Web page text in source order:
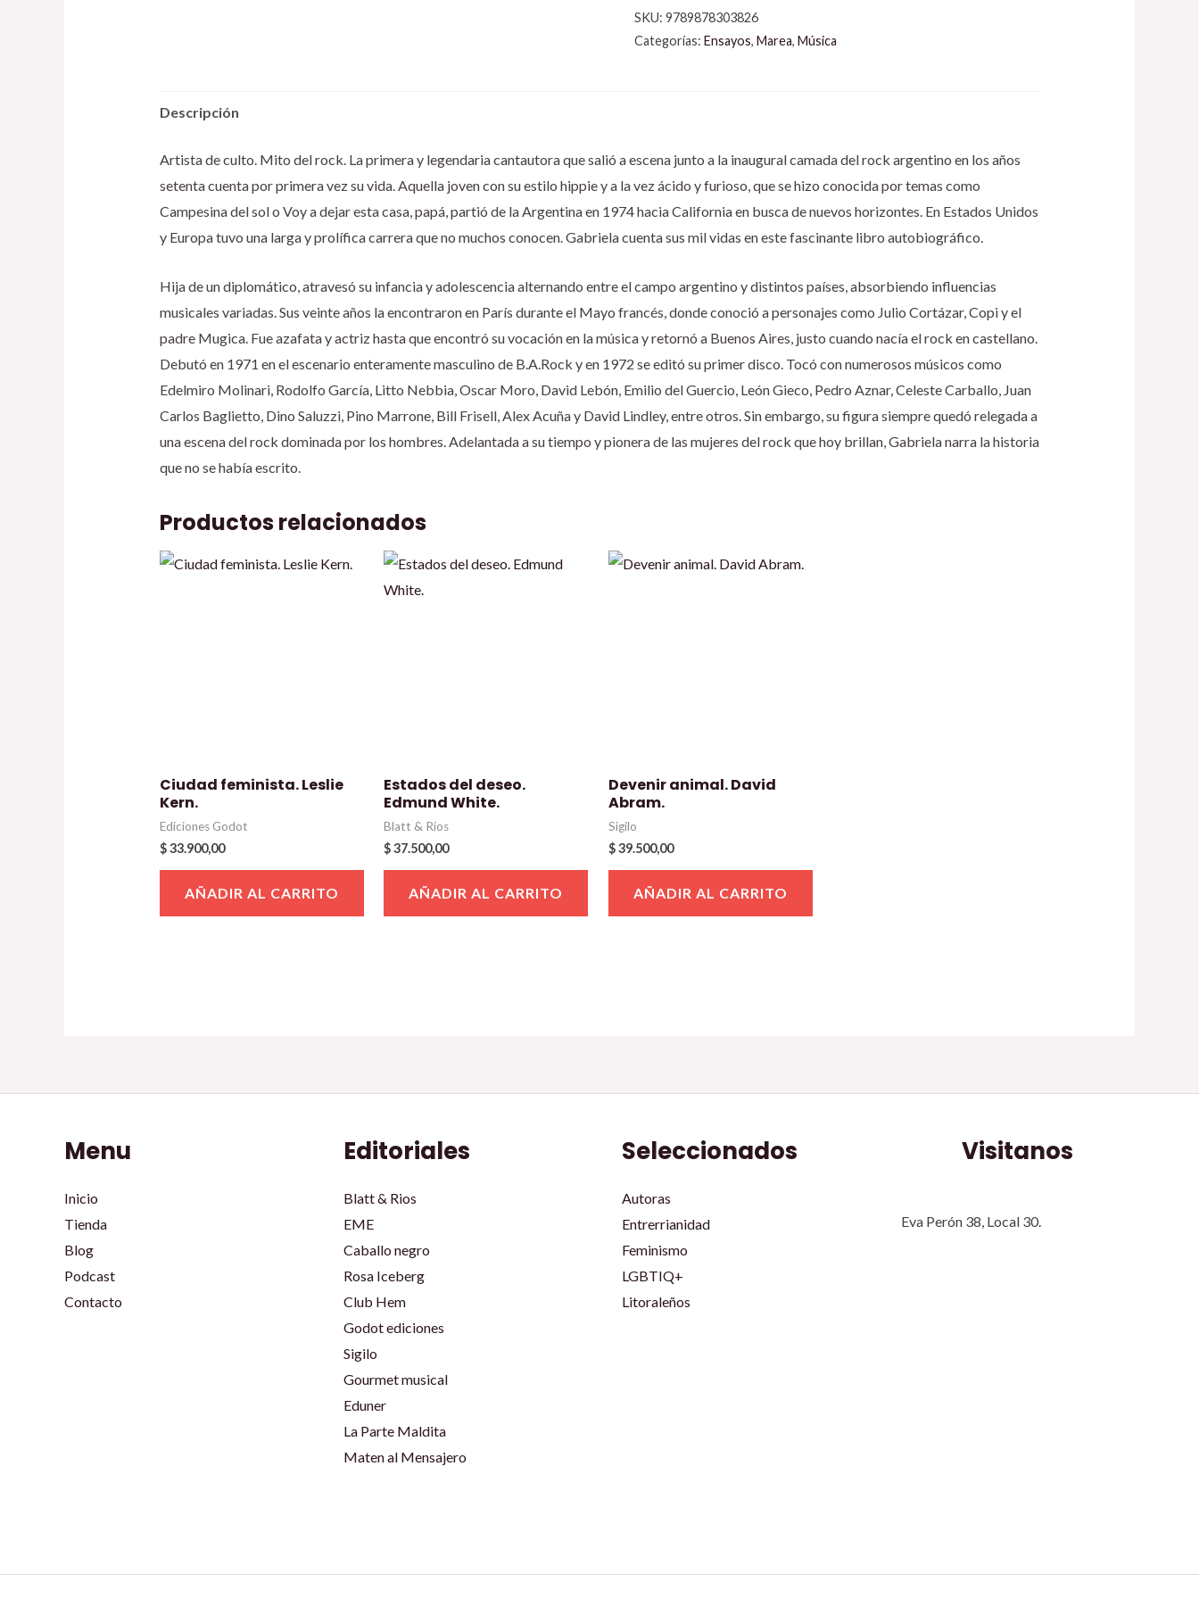
SKU:9789878303826
Categorías:Ensayos,Marea,Música
Descripción
Artista de culto. Mito del rock. La primera y legendaria cantautora que salió a escena junto a la inaugural camada del rock argentino en los años
setenta cuenta por primera vez su vida. Aquella joven con su estilo hippie y a la vez ácido y furioso, que se hizo conocida por temas como
Campesina del sol o Voy a dejar esta casa, papá, partió de la Argentina en 1974 hacia California en busca de nuevos horizontes. En Estados Unidos
y Europa tuvo una larga y prolífica carrera que no muchos conocen. Gabriela cuenta sus mil vidas en este fascinante libro autobiográfico.
Hija de un diplomático, atravesó su infancia y adolescencia alternando entre el campo argentino y distintos países, absorbiendo influencias
musicales variadas. Sus veinte años la encontraron en París durante el Mayo francés, donde conoció a personajes como Julio Cortázar, Copi y el
padre Mugica. Fue azafata y actriz hasta que encontró su vocación en la música y retornó a Buenos Aires, justo cuando nacía el rock en castellano.
Debutó en 1971 en el escenario enteramente masculino de B.A.Rock y en 1972 se editó su primer disco. Tocó con numerosos músicos como
Edelmiro Molinari, Rodolfo García, Litto Nebbia, Oscar Moro, David Lebón, Emilio del Guercio, León Gieco, Pedro Aznar, Celeste Carballo, Juan
Carlos Baglietto, Dino Saluzzi, Pino Marrone, Bill Frisell, Alex Acuña y David Lindley, entre otros. Sin embargo, su figura siempre quedó relegada a
una escena del rock dominada por los hombres. Adelantada a su tiempo y pionera de las mujeres del rock que hoy brillan, Gabriela narra la historia
que no se había escrito.
Productos relacionados
Ciudad feminista. Leslie
Kern.
Ediciones Godot
$33.900,00
AÑADIR AL CARRITO
Estados del deseo.
Edmund White.
Blatt & Rios
$37.500,00
AÑADIR AL CARRITO
Devenir animal. David
Abram.
Sigilo
$39.500,00
AÑADIR AL CARRITO
Menu
Inicio
Tienda
Blog
Podcast
Contacto
Editoriales
Blatt & Rios
EME
Caballo negro
Rosa Iceberg
Club Hem
Godot ediciones
Sigilo
Gourmet musical
Eduner
La Parte Maldita
Maten al Mensajero
Seleccionados
Autoras
Entrerrianidad
Feminismo
LGBTIQ+
Litoraleños
Visitanos
Eva Perón 38, Local 30.